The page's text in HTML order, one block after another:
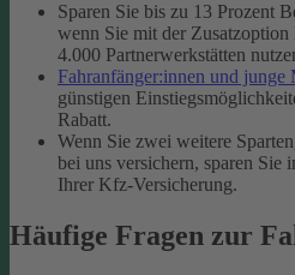
Sparen Sie bis zu 13 Prozent
wenn Sie mit der
4.000 Partnerwerkstätten
Fahranfänger:innen und junge
günstigen
Rabatt.
Wenn Sie zwei weitere
bei uns versichern, sparen
Ihrer Kfz-Versicherung.
Häufige Fragen zur